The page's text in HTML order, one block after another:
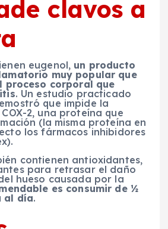
clavos a
eugenol, un producto
muy popular que
proceso corporal que
. Un estudio practicado
que impide la
2, una proteína que
(la misma proteína en
los fármacos inhibidores
contienen antioxidantes,
para retrasar el daño
hueso causada por la
es consumir de ½
al día.